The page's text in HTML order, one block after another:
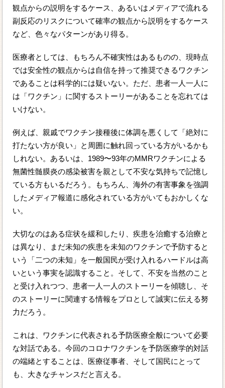
観点からの説明をするケース、あるいはメディアで流れる
副反応のリスクについて確率の観点から説明をするケース
など、色々なパターンがあり得る。
医療者としては、もちろん不確実性はあるものの、現時点
では安全性の観点からは自信を持って推奨できるワクチン
であることは科学的には疑いない。ただ、患者一人一人に
は「ワクチン」に関するストーリーがあることを忘れては
いけない。
例えば、親戚でワクチン接種後に体調を悪くして「絶対に
打たない方が良い」と周囲に触れ回っている方がいるかも
しれない。あるいは、1989〜93年のMMRワクチンによる
無菌性髄膜炎の感染被害を親として不安な気持ちで記憶し
ている方もいるだろう。もちろん、海外の有害事象を強調
したメディア報道に感化されている方がいてもおかしくな
い。
大切なのはある症状を緩和したり、疾患を治癒する治療と
は異なり、まだ未知の疾患を未知のワクチンで予防すると
いう「二つの未知」を一般国民が受け入れるハードルは高
いという事実を認識すること。そして、不安を当然のこと
と受け入れつつ、患者一人一人のストーリーを傾聴し、そ
のストーリーに関連する情報をプロとして誠実に伝える努
力だろう。
これは、ワクチンに代表される予防医療全般について必要
な対話である。今回のコロナワクチンを予防医療学的対話
の端緒とすることは、医療従事者、そして国民にとって
も、大きなチャンスだと言える。